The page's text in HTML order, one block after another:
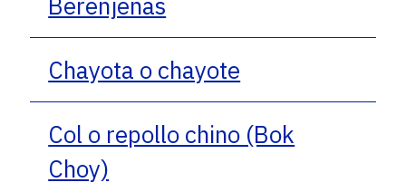
Chayota o chayote
Col o repollo chino (Bok
Choy)